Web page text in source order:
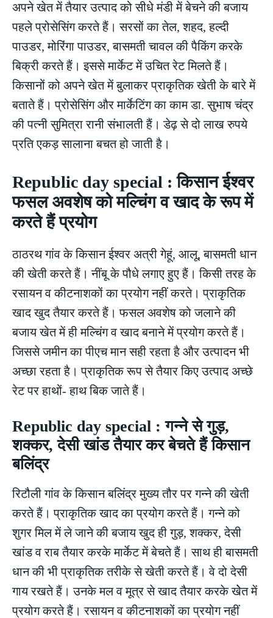
अपने खेत में तैयार उत्पाद को सीधे मंडी में बेचने की बजाय
पहले प्रोसेसिंग करते हैं। सरसों का तेल, शहद, हल्दी
पाउडर, मोरिंगा पाउडर, बासमती चावल की पैकिंग करके
बिक्री करते हैं। इससे मार्केट में उचित रेट मिलते हैं।
किसानों को अपने खेत में बुलाकर प्राकृतिक खेती के बारे में
बताते हैं। प्रोसेसिंग और मार्केटिंग का काम डा. सुभाष चंद्र
की पत्नी सुमित्रा रानी संभालती हैं। डेढ़ से दो लाख रुपये
प्रति एकड़ सालाना बचत हो जाती है।
Republic day special : किसान ईश्वर
फसल अवशेष को मल्चिंग व खाद के रूप में
करते हैं प्रयोग
ठाठरथ गांव के किसान ईश्वर अत्री गेहूं, आलू, बासमती धान
की खेती करते हैं। नींबू के पौधे लगाए हुए हैं। किसी तरह के
रसायन व कीटनाशकों का प्रयोग नहीं करते। प्राकृतिक
खाद खुद तैयार करते हैं। फसल अवशेष को जलाने की
बजाय खेत में ही मल्चिंग व खाद बनाने में प्रयोग करते हैं।
जिससे जमीन का पीएच मान सही रहता है और उत्पादन भी
अच्छा रहता है। प्राकृतिक रूप से तैयार किए उत्पाद अच्छे
रेट पर हाथों- हाथ बिक जाते हैं।
Republic day special : गन्ने से गुड़,
शक्कर, देसी खांड तैयार कर बेचते हैं किसान
बलिंद्र
रिटौली गांव के किसान बलिंद्र मुख्य तौर पर गन्ने की खेती
करते हैं। प्राकृतिक खाद का प्रयोग करते हैं। गन्ने को
शुगर मिल में ले जाने की बजाय खुद ही गुड़, शक्कर, देसी
खांड व राब तैयार करके मार्केट में बेचते हैं। साथ ही बासमती
धान की भी प्राकृतिक तरीके से खेती करते हैं। वे दो देसी
गाय रखते हैं। उनके मल व मूत्र से खाद तैयार करके खेेत में
प्रयोग करते हैं। रसायन व कीटनाशकों का प्रयोग नहीं